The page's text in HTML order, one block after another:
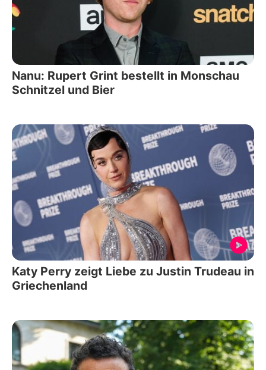
Nanu: Rupert Grint bestellt in Monschau
Schnitzel und Bier
Katy Perry zeigt Liebe zu Justin Trudeau in
Griechenland